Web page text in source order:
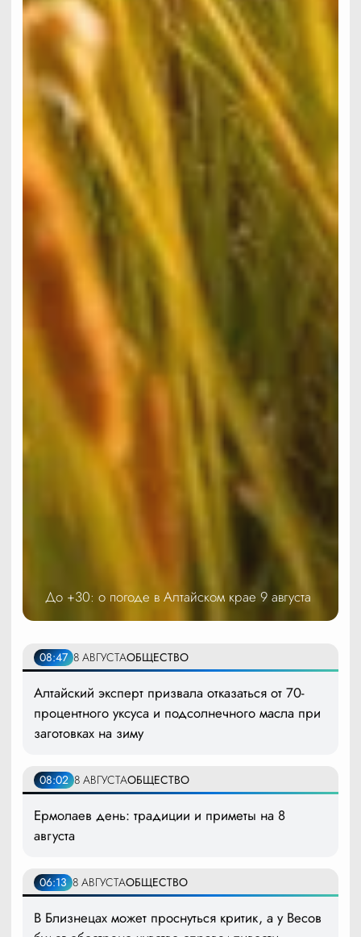
До +30: о погоде в Алтайском крае 9 августа
08:47 8 АВГУСТАОБЩЕСТВО
Алтайский эксперт призвала отказаться от 70-
процентного уксуса и подсолнечного масла при
заготовках на зиму
08:02 8 АВГУСТАОБЩЕСТВО
Ермолаев день: традиции и приметы на 8
августа
06:13 8 АВГУСТАОБЩЕСТВО
В Близнецах может проснуться критик, а у Весов